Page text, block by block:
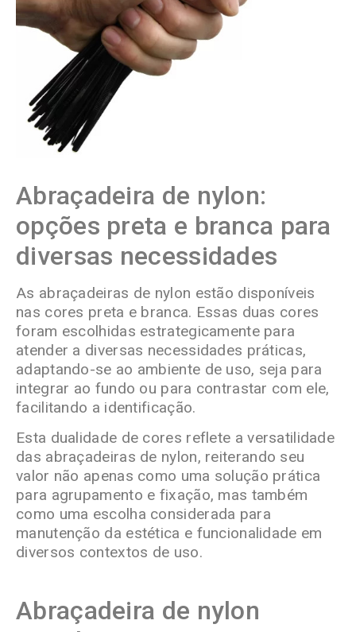
Abraçadeira de nylon:
opções preta e branca para
diversas necessidades
As abraçadeiras de nylon estão disponíveis
nas cores preta e branca. Essas duas cores
foram escolhidas estrategicamente para
atender a diversas necessidades práticas,
adaptando-se ao ambiente de uso, seja para
integrar ao fundo ou para contrastar com ele,
facilitando a identificação.
Esta dualidade de cores reflete a versatilidade
das abraçadeiras de nylon, reiterando seu
valor não apenas como uma solução prática
para agrupamento e fixação, mas também
como uma escolha considerada para
manutenção da estética e funcionalidade em
diversos contextos de uso.
Abraçadeira de nylon